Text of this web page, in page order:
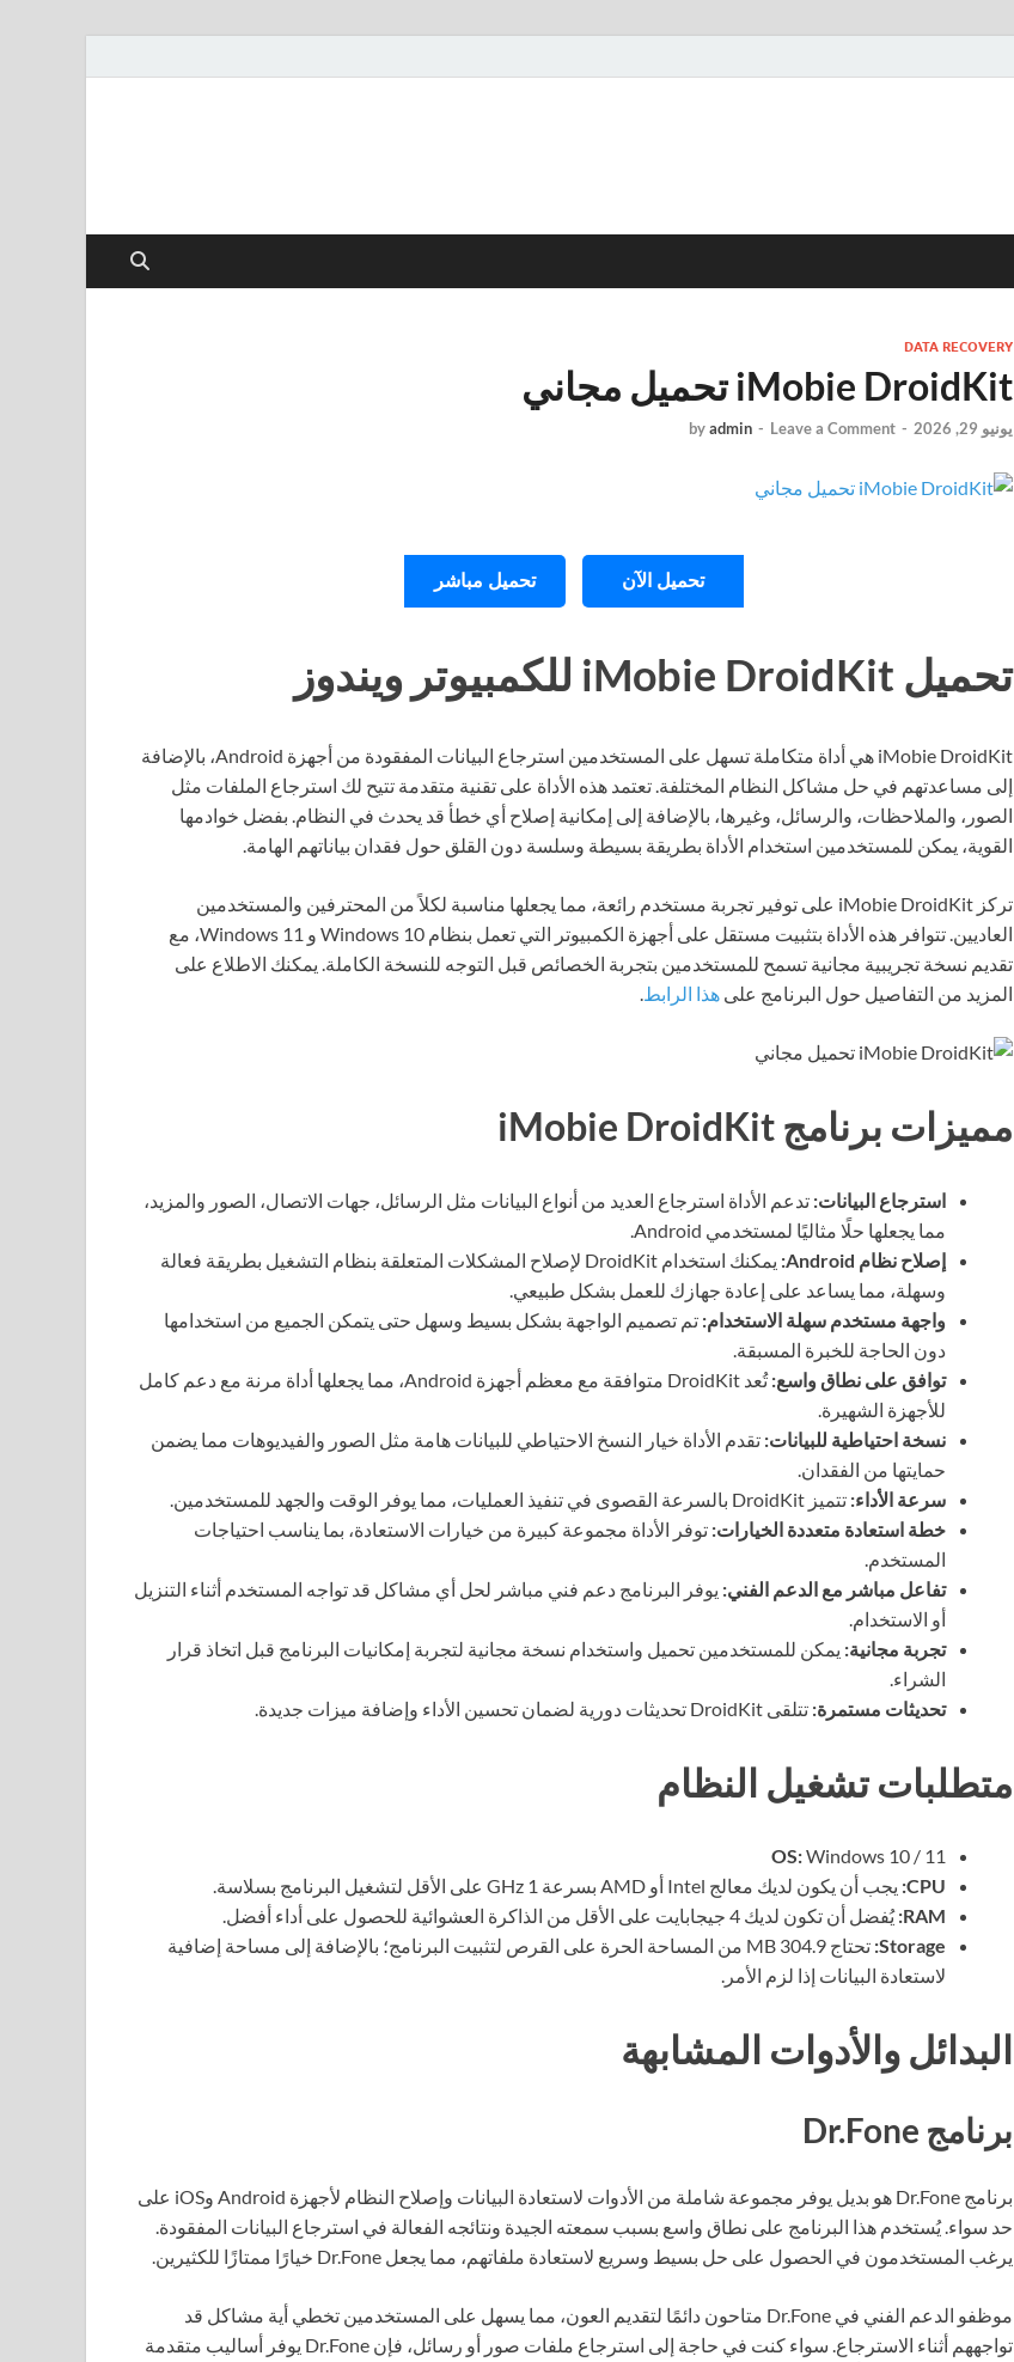
DATA RECOVERY
iMobie DroidKit تحميل مجاني
يونيو 29, 2026 -
byadmin - Leave a Comment
تحميل الآن تحميل مباشر
تحميل iMobie DroidKit للكمبيوتر ويندوز
iMobie DroidKit هي أداة متكاملة تسهل على المستخدمين استرجاع البيانات المفقودة من أجهزة Android، بالإضافة
إلى مساعدتهم في حل مشاكل النظام المختلفة. تعتمد هذه الأداة على تقنية متقدمة تتيح لك استرجاع الملفات مثل
الصور، والملاحظات، والرسائل، وغيرها، بالإضافة إلى إمكانية إصلاح أي خطأ قد يحدث في النظام. بفضل خوادمها
القوية، يمكن للمستخدمين استخدام الأداة بطريقة بسيطة وسلسة دون القلق حول فقدان بياناتهم الهامة.
تركز iMobie DroidKit على توفير تجربة مستخدم رائعة، مما يجعلها مناسبة لكلاً من المحترفين والمستخدمين
العاديين. تتوافر هذه الأداة بتثبيت مستقل على أجهزة الكمبيوتر التي تعمل بنظام Windows 10 و Windows 11، مع
تقديم نسخة تجريبية مجانية تسمح للمستخدمين بتجربة الخصائص قبل التوجه للنسخة الكاملة. يمكنك الاطلاع على
المزيد من التفاصيل حول البرنامج على هذا الرابط.
مميزات برنامج iMobie DroidKit
استرجاع البيانات: تدعم الأداة استرجاع العديد من أنواع البيانات مثل الرسائل، جهات الاتصال، الصور والمزيد،
مما يجعلها حلًا مثاليًا لمستخدمي Android.
إصلاح نظام Android:
يمكنك استخدام DroidKit لإصلاح المشكلات المتعلقة بنظام التشغيل بطريقة فعالة
وسهلة، مما يساعد على إعادة جهازك للعمل بشكل طبيعي.
واجهة مستخدم سهلة الاستخدام: تم تصميم الواجهة بشكل بسيط وسهل حتى يتمكن الجميع من استخدامها
دون الحاجة للخبرة المسبقة.
توافق على نطاق واسع:
تُعد DroidKit متوافقة مع معظم أجهزة Android، مما يجعلها أداة مرنة مع دعم كامل
للأجهزة الشهيرة.
نسخة احتياطية للبيانات: تقدم الأداة خيار النسخ الاحتياطي للبيانات هامة مثل الصور والفيديوهات مما يضمن
حمايتها من الفقدان.
سرعة الأداء: تتميز DroidKit بالسرعة القصوى في تنفيذ العمليات، مما يوفر الوقت والجهد للمستخدمين.
خطة استعادة متعددة الخيارات: توفر الأداة مجموعة كبيرة من خيارات الاستعادة، بما يناسب احتياجات
المستخدم.
تفاعل مباشر مع الدعم الفني: يوفر البرنامج دعم فني مباشر لحل أي مشاكل قد تواجه المستخدم أثناء التنزيل
أو الاستخدام.
تجربة مجانية: يمكن للمستخدمين تحميل واستخدام نسخة مجانية لتجربة إمكانيات البرنامج قبل اتخاذ قرار
الشراء.
تحديثات مستمرة: تتلقى DroidKit تحديثات دورية لضمان تحسين الأداء وإضافة ميزات جديدة.
متطلبات تشغيل النظام
OS:Windows 10 / 11
CPU: يجب أن يكون لديك معالج Intel أو AMD بسرعة 1 GHz على الأقل لتشغيل البرنامج بسلاسة.
RAM: يُفضل أن تكون لديك 4 جيجابايت على الأقل من الذاكرة العشوائية للحصول على أداء أفضل.
Storage:
تحتاج 304.9 MB من المساحة الحرة على القرص لتثبيت البرنامج؛ بالإضافة إلى مساحة إضافية
لاستعادة البيانات إذا لزم الأمر.
البدائل والأدوات المشابهة
برنامج Dr.Fone
برنامج Dr.Fone هو بديل يوفر مجموعة شاملة من الأدوات لاستعادة البيانات وإصلاح النظام لأجهزة Android وiOS على
حد سواء. يُستخدم هذا البرنامج على نطاق واسع بسبب سمعته الجيدة ونتائجه الفعالة في استرجاع البيانات المفقودة.
يرغب المستخدمون في الحصول على حل بسيط وسريع لاستعادة ملفاتهم، مما يجعل Dr.Fone خيارًا ممتازًا للكثيرين.
موظفو الدعم الفني في Dr.Fone متاحون دائمًا لتقديم العون، مما يسهل على المستخدمين تخطي أية مشاكل قد
تواجههم أثناء الاسترجاع. سواء كنت في حاجة إلى استرجاع ملفات صور أو رسائل، فإن Dr.Fone يوفر أساليب متقدمة